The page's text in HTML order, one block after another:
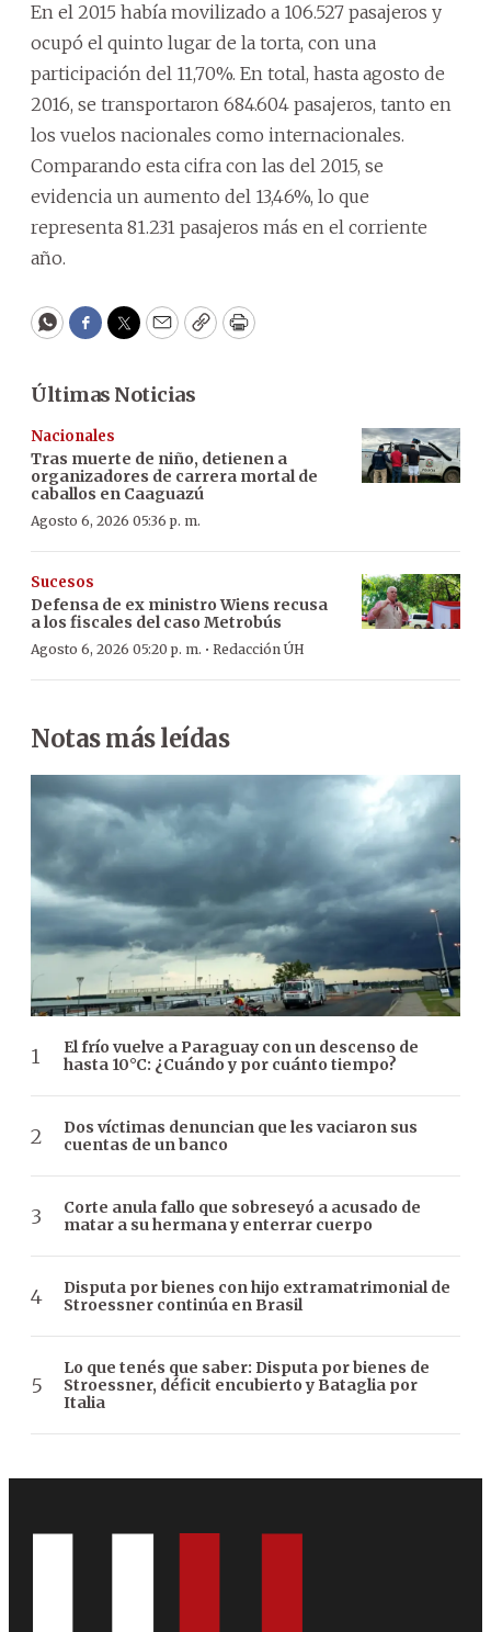
En el 2015 había movilizado a 106.527 pasajeros y
ocupó el quinto lugar de la torta, con una
participación del 11,70%. En total, hasta agosto de
2016, se transportaron 684.604 pasajeros, tanto en
los vuelos nacionales como internacionales.
Comparando esta cifra con las del 2015, se
evidencia un aumento del 13,46%, lo que
representa 81.231 pasajeros más en el corriente
año.
WhatsApp
Facebook
Twitter
EmailCopyPrint
Últimas Noticias
Nacionales
Tras muerte de niño, detienen a
organizadores de carrera mortal de
caballos en Caaguazú
Agosto 6, 2026 05:36 p. m.
Sucesos
Defensa de ex ministro Wiens recusa
a los fiscales del caso Metrobús
Agosto 6, 2026 05:20 p. m. · Redacción ÚH
Notas más leídas
El frío vuelve a Paraguay con un descenso de
hasta 10°C: ¿Cuándo y por cuánto tiempo?
Dos víctimas denuncian que les vaciaron sus
cuentas de un banco
Corte anula fallo que sobreseyó a acusado de
matar a su hermana y enterrar cuerpo
Disputa por bienes con hijo extramatrimonial de
Stroessner continúa en Brasil
Lo que tenés que saber: Disputa por bienes de
Stroessner, déficit encubierto y Bataglia por
Italia